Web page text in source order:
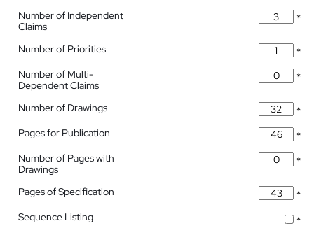
Number of Independent
Claims
*
Number of Priorities
*
Number of Multi-
Dependent Claims
*
Number of Drawings
*
Pages for Publication
*
Number of Pages with
Drawings
*
Pages of Specification
*
Sequence Listing
*